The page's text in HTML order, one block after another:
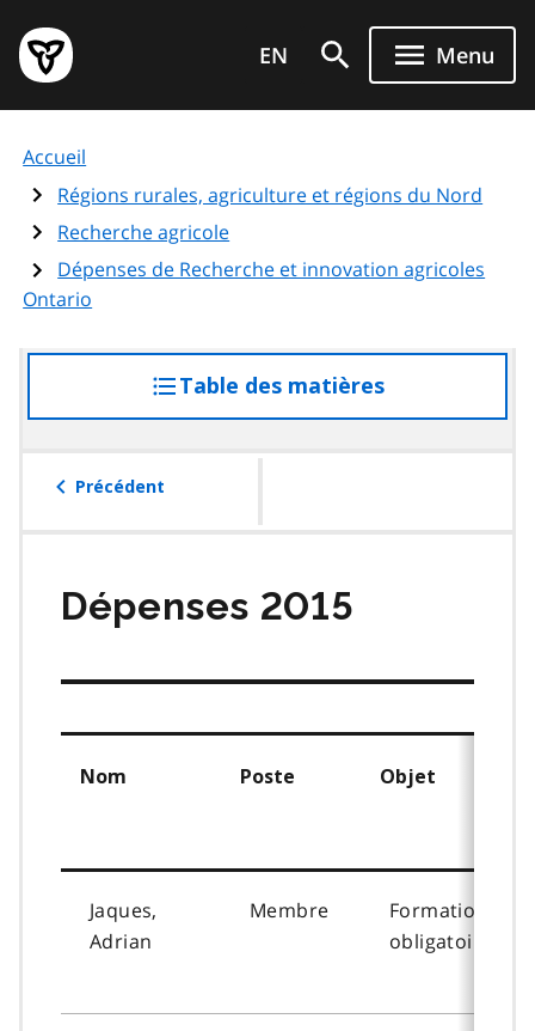
au
contenu
principal
Page
d'accueil
de
l'Ontario
EN Menu
Accueil
Régions rurales, agriculture et régions du Nord
Recherche agricole
Dépenses de Recherche et innovation agricoles
Ontario
Table des matières
à
Précédent
Dépenses 2015
Nom Poste Objet
Jaques,
Adrian
Membre
Formation
obligatoire